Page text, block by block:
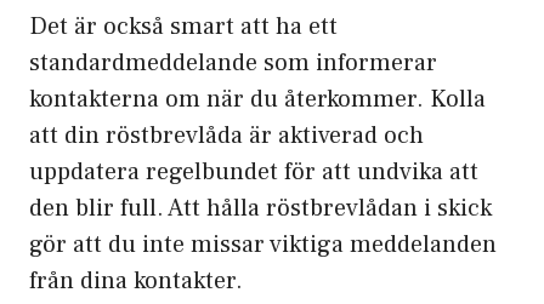
Det är också smart att ha ett
standardmeddelande som informerar
kontakterna om när du återkommer. Kolla
att din röstbrevlåda är aktiverad och
uppdatera regelbundet för att undvika att
den blir full. Att hålla röstbrevlådan i skick
gör att du inte missar viktiga meddelanden
från dina kontakter.